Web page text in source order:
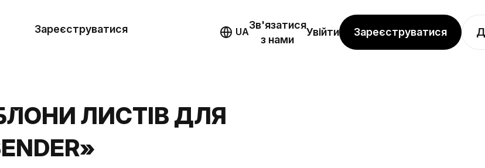
Зареєструватися UA
Зв'язатися
з нами
Увійти Зареєструватися
ЛИСТІВ ДЛЯ